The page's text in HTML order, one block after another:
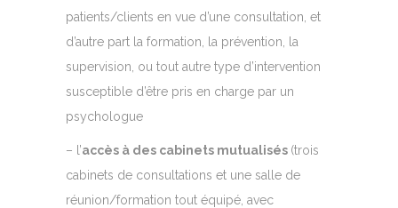
patients/clients en vue d’une consultation, et
d’autre part la formation, la prévention, la
supervision, ou tout autre type d’intervention
susceptible d’être pris en charge par un
psychologue
– l’accès à des cabinets mutualisés (trois
cabinets de consultations et une salle de
réunion/formation tout équipé, avec